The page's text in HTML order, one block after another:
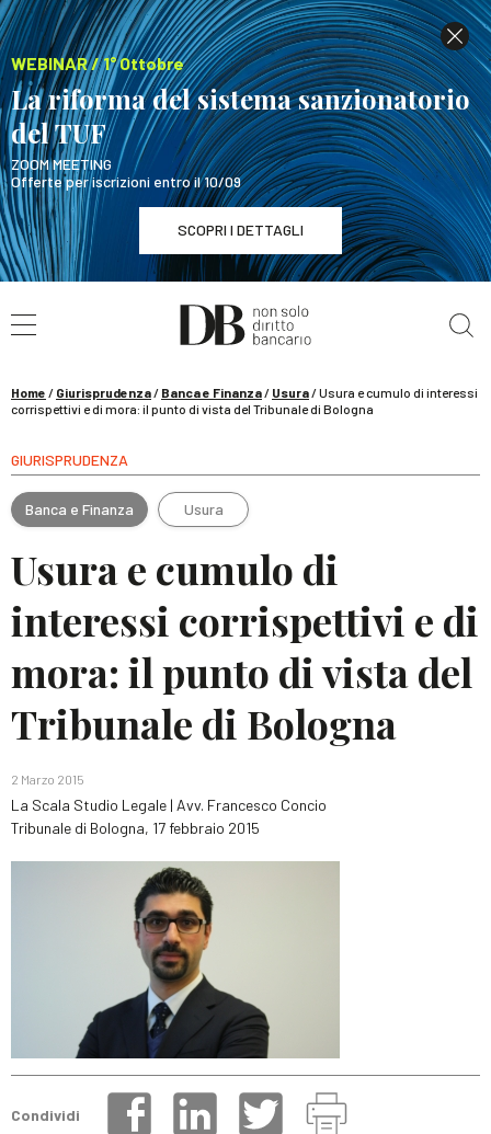
WEBINAR / 1° Ottobre
La riforma del sistema sanzionatorio
del TUF
ZOOM MEETING
Offerte per iscrizioni entro il 10/09
SCOPRI I DETTAGLI
WEBINAR / 1° Ottobre
La riforma del sistema sanzionatorio del TUF
Home / Giurisprudenza/ Banca e Finanza/ Usura/Usura e cumulo di interessi
corrispettivi e di mora: il punto di vista del Tribunale di Bologna
GIURISPRUDENZA
Banca e Finanza Usura
Usura e cumulo di
interessi corrispettivi e di
mora: il punto di vista del
Tribunale di Bologna
2 Marzo 2015
La Scala Studio Legale | Avv. Francesco Concio
Tribunale di Bologna, 17 febbraio 2015
Condividi